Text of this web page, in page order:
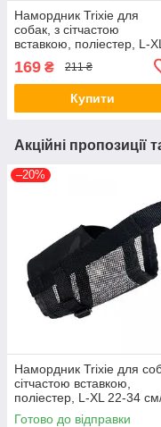
Намордник Trixie для
собак, з сітчастою
вставкою, поліестер, L-XL
(чорний) (*)
169 ₴ 211 ₴
Купити
Акційні пропозиції
–20%
Намордник Trixie для
сітчастою вставкою,
поліестер, L-XL 22-34
46 см (чорний) (*)
Готово до відправки